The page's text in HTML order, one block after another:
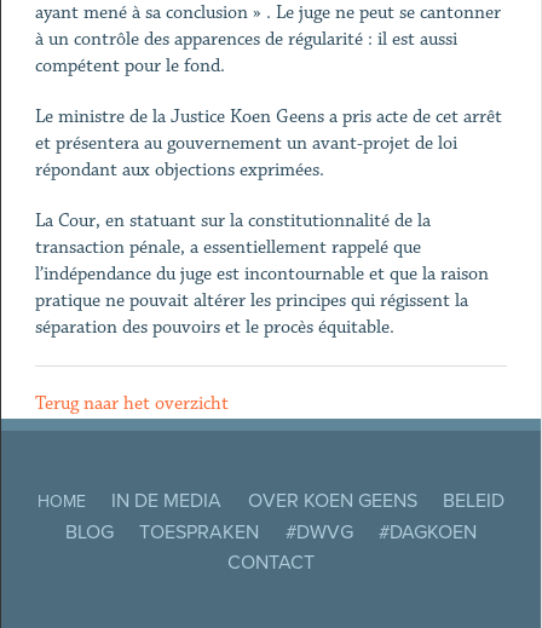
ayant mené à sa conclusion » . Le juge ne peut se cantonner
à un contrôle des apparences de régularité : il est aussi
compétent pour le fond.
Le ministre de la Justice Koen Geens a pris acte de cet arrêt
et présentera au gouvernement un avant-projet de loi
répondant aux objections exprimées.
La Cour, en statuant sur la constitutionnalité de la
transaction pénale, a essentiellement rappelé que
l’indépendance du juge est incontournable et que la raison
pratique ne pouvait altérer les principes qui régissent la
séparation des pouvoirs et le procès équitable.
Terug naar het overzicht
HOME IN DE MEDIA OVER KOEN GEENS
BELEID
BLOG
TOESPRAKEN #DWVG
#DAGKOEN
CONTACT